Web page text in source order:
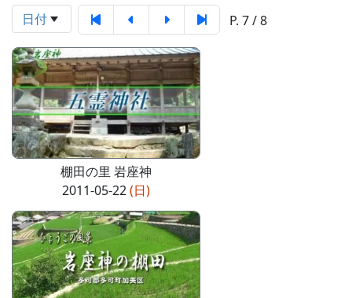
日付 P. 7 / 8
棚田の里 岩座神
2011-05-22(日)